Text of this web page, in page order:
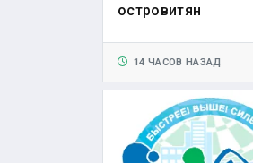
островитян
14 ЧАСОВ НАЗАД